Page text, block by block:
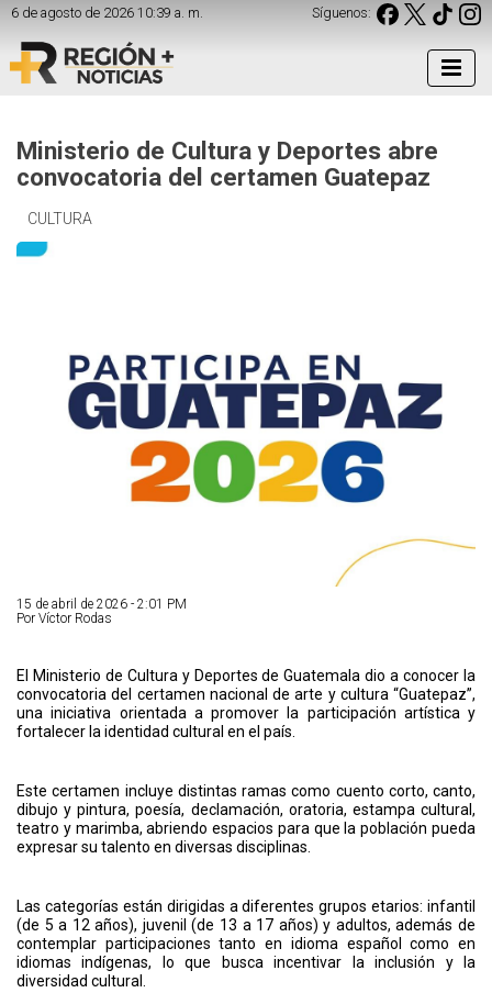
6 de agosto de 2026 10:39 a. m. Síguenos:
Ministerio de Cultura y Deportes abre
convocatoria del certamen Guatepaz
CULTURA
15 de abril de 2026 - 2:01 PM
Por Víctor Rodas
El Ministerio de Cultura y Deportes de Guatemala dio a conocer la
convocatoria del certamen nacional de arte y cultura “Guatepaz”,
una iniciativa orientada a promover la participación artística y
fortalecer la identidad cultural en el país.
Este certamen incluye distintas ramas como cuento corto, canto,
dibujo y pintura, poesía, declamación, oratoria, estampa cultural,
teatro y marimba, abriendo espacios para que la población pueda
expresar su talento en diversas disciplinas.
Las categorías están dirigidas a diferentes grupos etarios: infantil
(de 5 a 12 años), juvenil (de 13 a 17 años) y adultos, además de
contemplar participaciones tanto en idioma español como en
idiomas indígenas, lo que busca incentivar la inclusión y la
diversidad cultural.